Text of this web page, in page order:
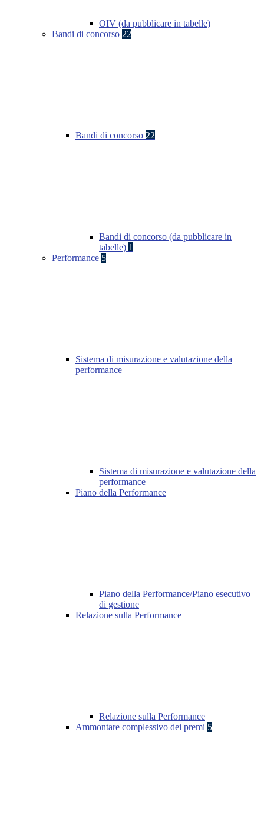
OIV (da pubblicare in tabelle)
Bandi di concorso 22
Bandi di concorso 22
Bandi di concorso (da pubblicare in
tabelle) 1
Performance 5
Sistema di misurazione e valutazione della
performance
Sistema di misurazione e valutazione della
performance
Piano della Performance
Piano della Performance/Piano esecutivo
di gestione
Relazione sulla Performance
Relazione sulla Performance
Ammontare complessivo dei premi 5